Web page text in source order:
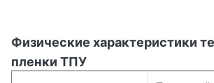
Физические характеристики
пленки ТПУ